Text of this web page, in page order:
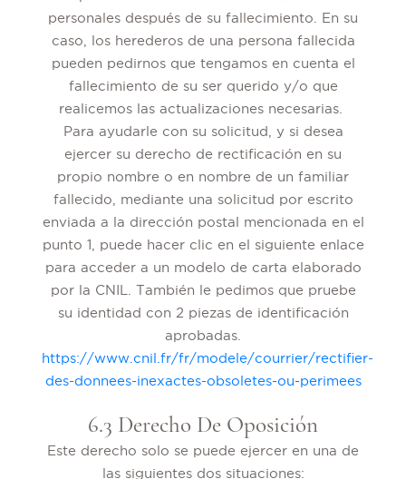
personales después de su fallecimiento. En su
caso, los herederos de una persona fallecida
pueden pedirnos que tengamos en cuenta el
fallecimiento de su ser querido y/o que
realicemos las actualizaciones necesarias.
Para ayudarle con su solicitud, y si desea
ejercer su derecho de rectificación en su
propio nombre o en nombre de un familiar
fallecido, mediante una solicitud por escrito
enviada a la dirección postal mencionada en el
punto 1, puede hacer clic en el siguiente enlace
para acceder a un modelo de carta elaborado
por la CNIL. También le pedimos que pruebe
su identidad con 2 piezas de identificación
aprobadas.
https://www.cnil.fr/fr/modele/courrier/rectifier-
des-donnees-inexactes-obsoletes-ou-perimees
6.3 Derecho De Oposición
Este derecho solo se puede ejercer en una de
las siguientes dos situaciones: